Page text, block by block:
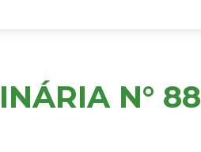
N° 88